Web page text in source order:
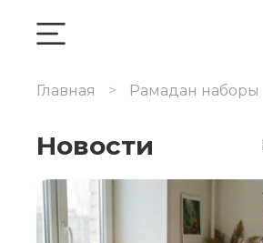
Главная Рамадан наборы
Новости